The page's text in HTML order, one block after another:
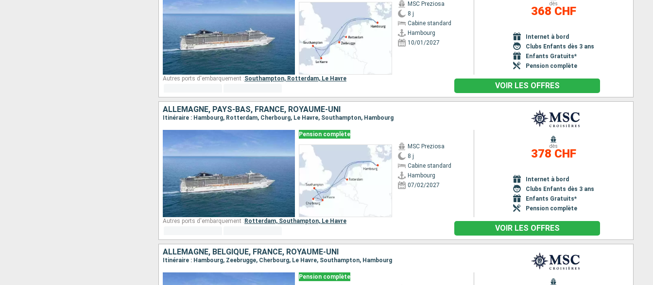
MSC Preziosa
8 j
Cabine standard
Hambourg
10/01/2027
dès
368 CHF
Internet à bord
Clubs Enfants dès 3 ans
Enfants Gratuits*
Pension complète
Autres ports d'embarquement :Southampton, Rotterdam, Le Havre
VOIR LES OFFRES
ALLEMAGNE, PAYS-BAS, FRANCE, ROYAUME-UNI
Itinéraire : Hambourg, Rotterdam, Cherbourg, Le Havre, Southampton, Hambourg
Pension complète
MSC Preziosa
8 j
Cabine standard
Hambourg
07/02/2027
dès
378 CHF
Internet à bord
Clubs Enfants dès 3 ans
Enfants Gratuits*
Pension complète
Autres ports d'embarquement : Rotterdam, Southampton, Le Havre
VOIR LES OFFRES
ALLEMAGNE, BELGIQUE, FRANCE, ROYAUME-UNI
Itinéraire : Hambourg, Zeebrugge, Cherbourg, Le Havre, Southampton, Hambourg
Pension complète